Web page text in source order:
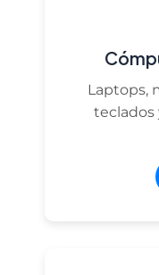
Laptops,
teclados